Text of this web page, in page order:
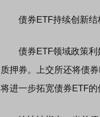
债券ETF持续创新结
债券ETF领域政策利
质押券。上交所还将债
将进一步拓宽债券ETF的